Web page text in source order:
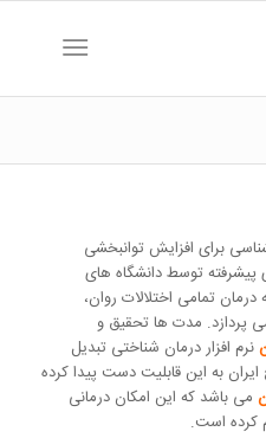
برای افزایش توانبخشی
توسط دانشگاه های
تمامی اختلالات روان،
پردازد. مدت ها تحقیق و
نرم افزار درمان شناختی تبدیل
به این قابلیت دست پیدا کرده
می باشد که این امکان درمانی
کرده است.